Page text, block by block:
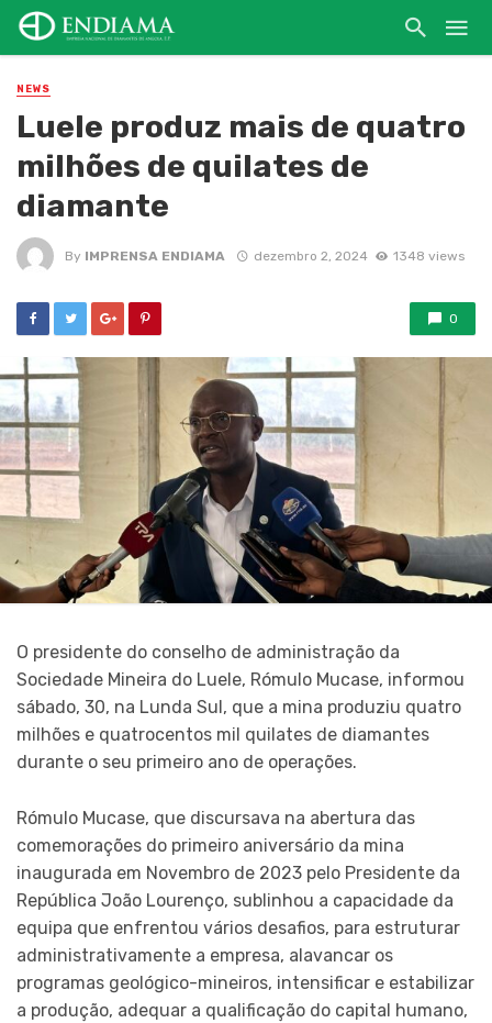
NEWS
Luele produz mais de quatro
milhões de quilates de
diamante
By IMPRENSA ENDIAMA dezembro 2, 2024 1348 views
0
O presidente do conselho de administração da
Sociedade Mineira do Luele, Rómulo Mucase, informou
sábado, 30, na Lunda Sul, que a mina produziu quatro
milhões e quatrocentos mil quilates de diamantes
durante o seu primeiro ano de operações.
Rómulo Mucase, que discursava na abertura das
comemorações do primeiro aniversário da mina
inaugurada em Novembro de 2023 pelo Presidente da
República João Lourenço, sublinhou a capacidade da
equipa que enfrentou vários desafios, para estruturar
administrativamente a empresa, alavancar os
programas geológico-mineiros, intensificar e estabilizar
a produção, adequar a qualificação do capital humano,